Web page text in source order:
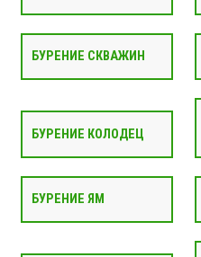
БУРЕНИЕ СКВАЖИН
БУРЕНИЕ КОЛОДЕЦ
БУРЕНИЕ ЯМ